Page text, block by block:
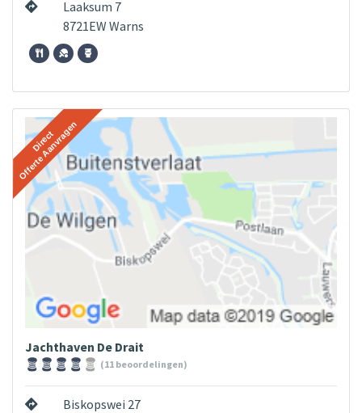
Laaksum 7
8721EW Warns
Jachthaven De Drait
(11 beoordelingen)
Biskopswei 27